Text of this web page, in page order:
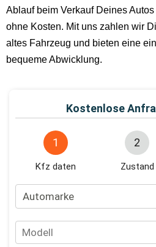
Ablauf beim Verkauf Deines
ohne Kosten. Mit uns zahlen wir
altes Fahrzeug und bieten eine
bequeme Abwicklung.